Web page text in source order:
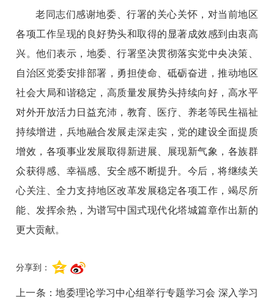
老同志们感谢地委、行署的关心关怀，对当前地区
各项工作呈现的良好势头和取得的显著成效感到由衷高
兴。他们表示，地委、行署坚决贯彻落实党中央决策、
自治区党委安排部署，勇担使命、砥砺奋进，推动地区
社会大局和谐稳定，高质量发展势头持续向好，高水平
对外开放活力日益充沛，教育、医疗、养老等民生福祉
持续增进，兵地融合发展走深走实，党的建设全面提质
增效，各项事业发展取得新进展、展现新气象，各族群
众获得感、幸福感、安全感不断提升。今后，将继续关
心关注、全力支持地区改革发展稳定各项工作，竭尽所
能、发挥余热，为谱写中国式现代化塔城篇章作出新的
更大贡献。
分享到：
上一条：地委理论学习中心组举行专题学习会 深入学习